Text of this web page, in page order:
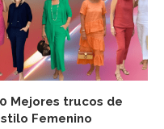
Mejores trucos de
Femenino